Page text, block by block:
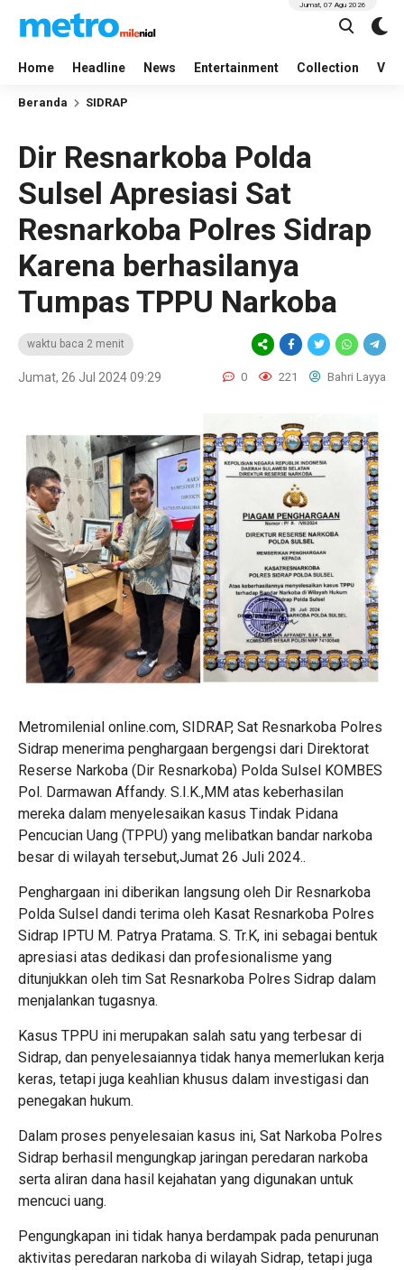
Home Headline News Entertainment Collection
Jumat, 07 Agu 2026
Beranda SIDRAP
Dir Resnarkoba Polda
Sulsel Apresiasi Sat
Resnarkoba Polres Sidrap
Karena berhasilanya
Tumpas TPPU Narkoba
waktu baca 2 menit
Jumat, 26 Jul 2024 09:29 0 221 Bahri Layya
Metromilenial online.com, SIDRAP, Sat Resnarkoba Polres
Sidrap menerima penghargaan bergengsi dari Direktorat
Reserse Narkoba (Dir Resnarkoba) Polda Sulsel KOMBES
Pol. Darmawan Affandy. S.I.K.,MM atas keberhasilan
mereka dalam menyelesaikan kasus Tindak Pidana
Pencucian Uang (TPPU) yang melibatkan bandar narkoba
besar di wilayah tersebut,Jumat 26 Juli 2024..
Penghargaan ini diberikan langsung oleh Dir Resnarkoba
Polda Sulsel dandi terima oleh Kasat Resnarkoba Polres
Sidrap IPTU M. Patrya Pratama. S. Tr.K, ini sebagai bentuk
apresiasi atas dedikasi dan profesionalisme yang
ditunjukkan oleh tim Sat Resnarkoba Polres Sidrap dalam
menjalankan tugasnya.
Kasus TPPU ini merupakan salah satu yang terbesar di
Sidrap, dan penyelesaiannya tidak hanya memerlukan kerja
keras, tetapi juga keahlian khusus dalam investigasi dan
penegakan hukum.
Dalam proses penyelesaian kasus ini, Sat Narkoba Polres
Sidrap berhasil mengungkap jaringan peredaran narkoba
serta aliran dana hasil kejahatan yang digunakan untuk
mencuci uang.
Pengungkapan ini tidak hanya berdampak pada penurunan
aktivitas peredaran narkoba di wilayah Sidrap, tetapi juga